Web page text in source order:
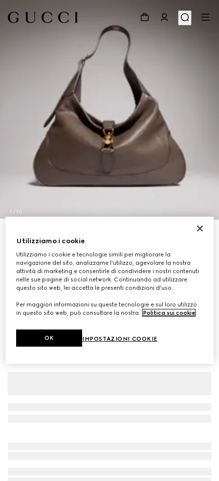
1 / 10
Borsa a spalla Gucci Jackie 1961 misura media
CHF 2,640
Variantepelle tortora scuro
Utilizziamo i cookie
Utilizziamo i cookie e tecnologie simili per migliorare la
navigazione del sito, analizzarne l'utilizzo, agevolare la nostra
attività di marketing e consentirle di condividere i nostri contenuti
nelle sue pagine di social network. Continuando ad utilizzare
questo sito web, lei accetta le presenti condizioni d'uso.
Per maggiori informazioni su queste tecnologie e sul loro utilizzo
in questo sito web, può consultare la nostra
Politica sui cookie.
IMPOSTAZIONI COOKIE
OK